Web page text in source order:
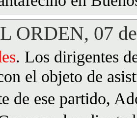
ORDEN, 07
. Los dirigentes
el objeto de
de ese partido,